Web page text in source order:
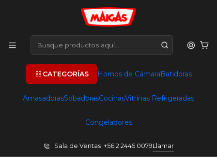
CATEGORÍAS Hornos de CámaraBatidoras
AmasadorasSobadorasCocinasVitrinas Refrigeradas
Congeladores
Sala de Ventas +56 2 2445 0079Llamar